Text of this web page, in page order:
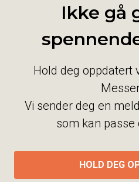
Ikke gå
Hold deg oppdatert
Vi sender deg en
som kan passe
HOLD DEG